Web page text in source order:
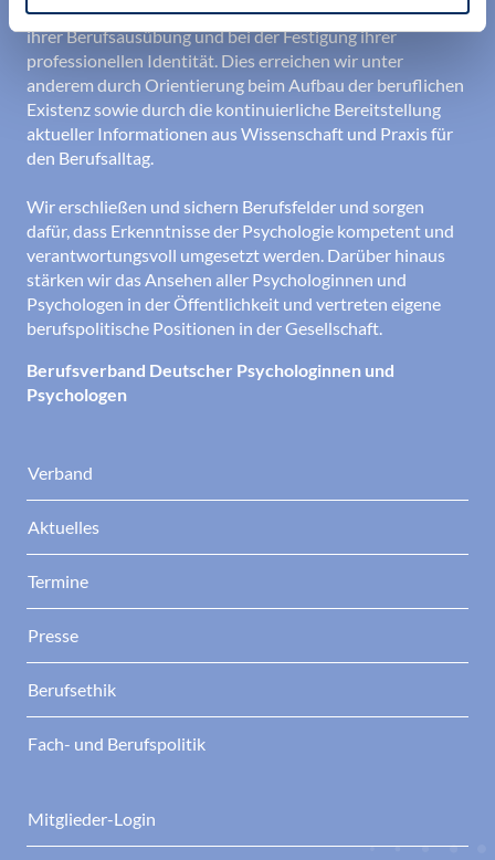
Wir unterstützen alle Psychologinnen und Psychologen in
ihrer Berufsausübung und bei der Festigung ihrer
professionellen Identität. Dies erreichen wir unter
anderem durch Orientierung beim Aufbau der beruflichen
Existenz sowie durch die kontinuierliche Bereitstellung
aktueller Informationen aus Wissenschaft und Praxis für
den Berufsalltag.
Wir erschließen und sichern Berufsfelder und sorgen
dafür, dass Erkenntnisse der Psychologie kompetent und
verantwortungsvoll umgesetzt werden. Darüber hinaus
stärken wir das Ansehen aller Psychologinnen und
Psychologen in der Öffentlichkeit und vertreten eigene
berufspolitische Positionen in der Gesellschaft.
Berufsverband Deutscher Psychologinnen und
Psychologen
Verband
Aktuelles
Termine
Presse
Berufsethik
Fach- und Berufspolitik
Mitglieder-Login